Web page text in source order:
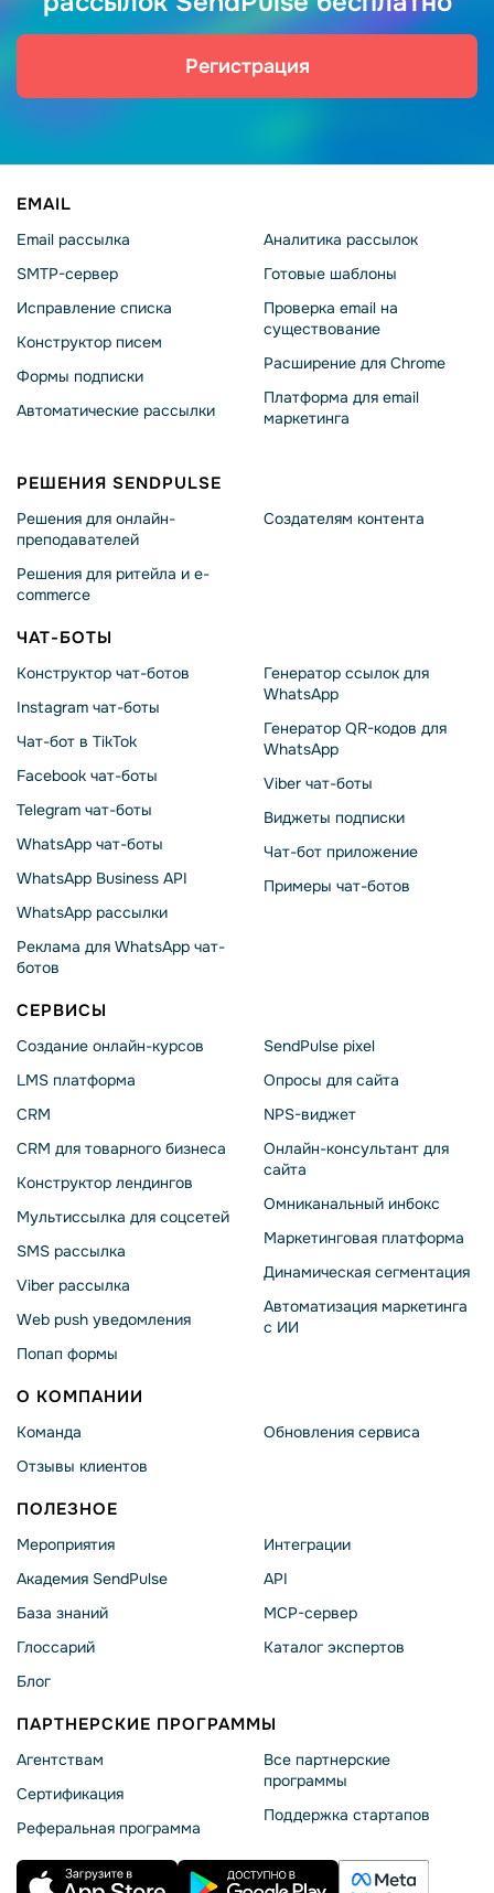
Регистрация
EMAIL
Email рассылка
SMTP-сервер
Исправление списка
Конструктор писем
Формы подписки
Автоматические рассылки
Аналитика рассылок
Готовые шаблоны
Проверка email на
существование
Расширение для Chrome
Платформа для email
маркетинга
РЕШЕНИЯ SENDPULSE
Решения для онлайн-
преподавателей
Решения для ритейла и e-
commerce
Создателям контента
ЧАТ-БОТЫ
Конструктор чат-ботов
Instagram чат-боты
Чат-бот в TikTok
Facebook чат-боты
Telegram чат-боты
WhatsApp чат-боты
WhatsApp Business API
WhatsApp рассылки
Реклама для WhatsApp чат-
ботов
Генератор ссылок для
WhatsApp
Генератор QR-кодов для
WhatsApp
Viber чат-боты
Виджеты подписки
Чат-бот приложение
Примеры чат-ботов
СЕРВИСЫ
Создание онлайн-курсов
LMS платформа
CRM
CRM для товарного бизнеса
Конструктор лендингов
Мультиссылка для соцсетей
SMS рассылка
Viber рассылка
Web push уведомления
Попап формы
SendPulse pixel
Опросы для сайта
NPS-виджет
Онлайн-консультант для
сайта
Омниканальный инбокс
Маркетинговая платформа
Динамическая сегментация
Автоматизация маркетинга
с ИИ
О КОМПАНИИ
Команда
Отзывы клиентов
Обновления сервиса
ПОЛЕЗНОЕ
Мероприятия
Академия SendPulse
База знаний
Глоссарий
Блог
Интеграции
API
MCP-сервер
Каталог экспертов
ПАРТНЕРСКИЕ ПРОГРАММЫ
Агентствам
Сертификация
Реферальная программа
Все партнерские
программы
Поддержка стартапов